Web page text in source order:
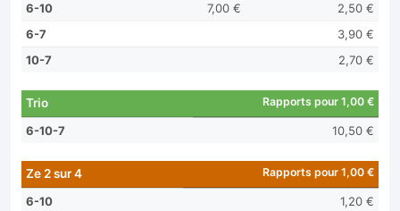
6-10 7,00 €
2,50 €
6-7
3,90 €
10-7
2,70 €
Trio Rapports pour 1,00 €
6-10-7 10,50 €
Ze 2 sur 4 Rapports pour 1,00 €
6-10
1,20 €